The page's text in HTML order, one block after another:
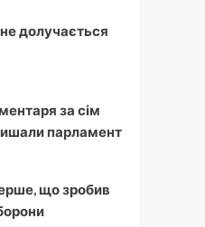
долучається
за сім
парламент
що зробив